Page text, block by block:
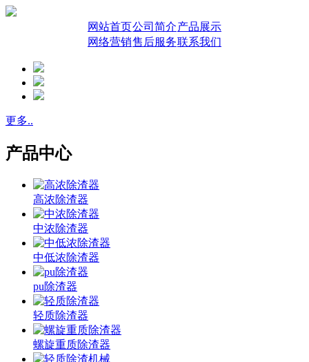
网站首页公司简介产品展示
网络营销售后服务联系我们
更多..
产品中心
高浓除渣器
中浓除渣器
中低浓除渣器
pu除渣器
轻质除渣器
螺旋重质除渣器